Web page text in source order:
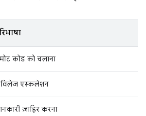
कोड को चलाना
एस्कलेशन
ज़ाहिर करना